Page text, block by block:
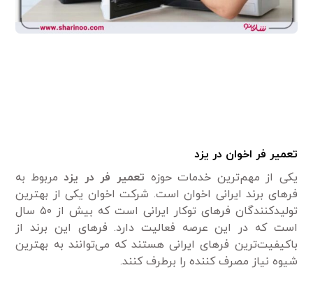
تعمیر فر اخوان در یزد
یکی از مهم‌ترین خدمات حوزه تعمیر فر در یزد مربوط به
فر‌های برند ایرانی اخوان است. شرکت اخوان یکی از بهترین
تولیدکنندگان فر‌های توکار ایرانی است که بیش از ۵۰ سال
است که در این عرصه فعالیت دارد. فر‌های این برند از
باکیفیت‌ترین فر‌های ایرانی هستند که می‌توانند به بهترین
شیوه نیاز مصرف کننده را برطرف کنند.